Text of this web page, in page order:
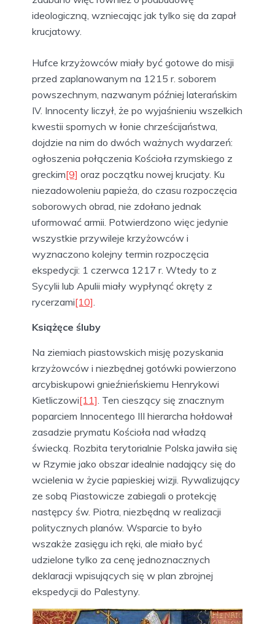
ideologiczną, wzniecając jak tylko się da zapał
krucjatowy.
Hufce krzyżowców miały być gotowe do misji
przed zaplanowanym na 1215 r. soborem
powszechnym, nazwanym później laterańskim
IV. Innocenty liczył, że po wyjaśnieniu wszelkich
kwestii spornych w łonie chrześcijaństwa,
dojdzie na nim do dwóch ważnych wydarzeń:
ogłoszenia połączenia Kościoła rzymskiego z
greckim[9] oraz początku nowej krucjaty. Ku
niezadowoleniu papieża, do czasu rozpoczęcia
soborowych obrad, nie zdołano jednak
uformować armii. Potwierdzono więc jedynie
wszystkie przywileje krzyżowców i
wyznaczono kolejny termin rozpoczęcia
ekspedycji: 1 czerwca 1217 r. Wtedy to z
Sycylii lub Apulii miały wypłynąć okręty z
rycerzami[10].
Książęce śluby
Na ziemiach piastowskich misję pozyskania
krzyżowców i niezbędnej gotówki powierzono
arcybiskupowi gnieźnieńskiemu Henrykowi
Kietliczowi[11]. Ten cieszący się znacznym
poparciem Innocentego III hierarcha hołdował
zasadzie prymatu Kościoła nad władzą
świecką. Rozbita terytorialnie Polska jawiła się
w Rzymie jako obszar idealnie nadający się do
wcielenia w życie papieskiej wizji. Rywalizujący
ze sobą Piastowicze zabiegali o protekcję
następcy św. Piotra, niezbędną w realizacji
politycznych planów. Wsparcie to było
wszakże zasięgu ich ręki, ale miało być
udzielone tylko za cenę jednoznacznych
deklaracji wpisujących się w plan zbrojnej
ekspedycji do Palestyny.